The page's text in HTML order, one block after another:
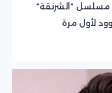
"الشرنقة"
لأول مرة